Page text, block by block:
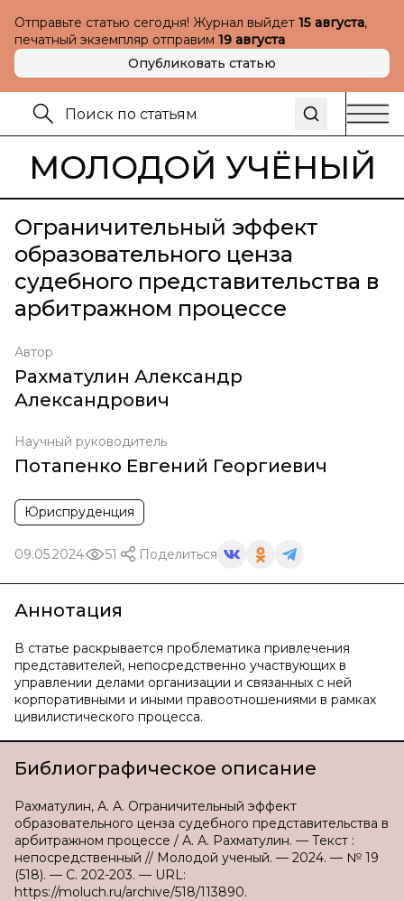
Отправьте статью сегодня! Журнал выйдет 15 августа,
печатный экземпляр отправим 19 августа
Опубликовать статью
МОЛОДОЙ УЧЁНЫЙ
Ограничительный эффект
образовательного ценза
судебного представительства в
арбитражном процессе
Автор
Рахматулин Александр
Александрович
Научный руководитель
Потапенко Евгений Георгиевич
Юриспруденция
09.05.2024 51 Поделиться
Аннотация
В статье раскрывается проблематика привлечения
представителей, непосредственно участвующих в
управлении делами организации и связанных с ней
корпоративными и иными правоотношениями в рамках
цивилистического процесса.
Библиографическое описание
Рахматулин, А. А. Ограничительный эффект
образовательного ценза судебного представительства в
арбитражном процессе / А. А. Рахматулин. — Текст :
непосредственный // Молодой ученый. — 2024. — № 19
(518). — С. 202-203. — URL:
https://moluch.ru/archive/518/113890.